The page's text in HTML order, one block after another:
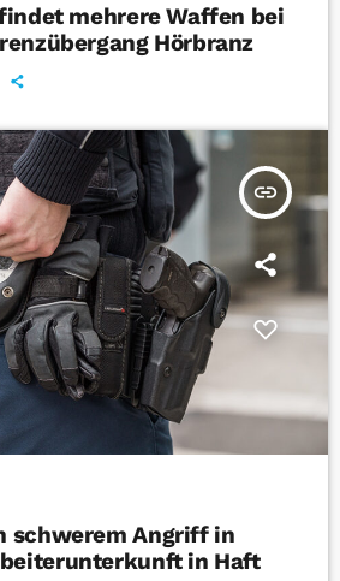
mehrere Waffen bei
Hörbranz
insert_link
schwerem Angriff in
in Haft